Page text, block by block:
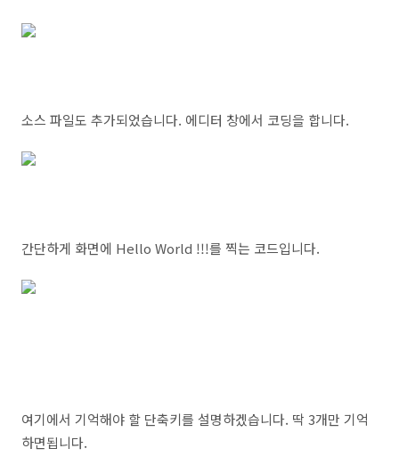
소스 파일도 추가되었습니다. 에디터 창에서 코딩을 합니다.
간단하게 화면에 Hello World !!!를 찍는 코드입니다.
여기에서 기억해야 할 단축키를 설명하겠습니다. 딱 3개만 기억
하면됩니다.